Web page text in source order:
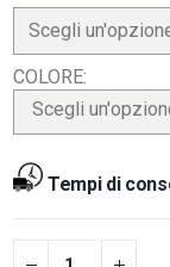
COLORE
Scegli
Tempi di